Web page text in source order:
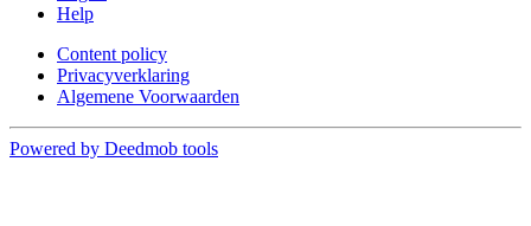
Help
Content policy
Privacyverklaring
Algemene Voorwaarden
Powered by Deedmob tools